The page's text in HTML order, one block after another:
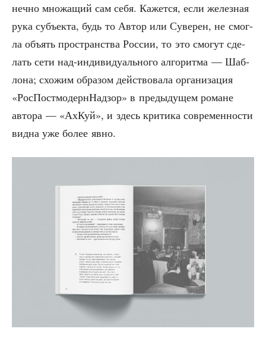
неч­но мно­жа­щий сам себя. Кажет­ся, если желез­ная
рука субъ­ек­та, будь то Автор или Суве­рен, не смог­
ла объ­ять про­стран­ства Рос­сии, то это смо­гут сде­
лать сети над-инди­ви­ду­аль­но­го алго­рит­ма — Шаб­
ло­на; схо­жим обра­зом дей­ство­ва­ла орга­ни­за­ция
«РосПост­мо­дерн­Над­зор» в преды­ду­щем романе
авто­ра — «АхКуй», и здесь кри­ти­ка совре­мен­но­сти
вид­на уже более явно.